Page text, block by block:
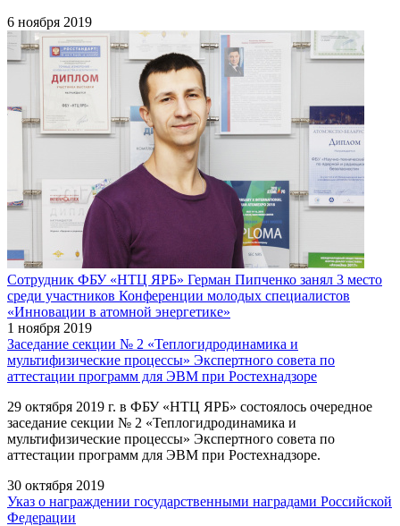
6 ноября 2019
Сотрудник ФБУ «НТЦ ЯРБ» Герман Пипченко занял 3 место
среди участников Конференции молодых специалистов
«Инновации в атомной энергетике»
1 ноября 2019
Заседание секции № 2 «Теплогидродинамика и
мультифизические процессы» Экспертного совета по
аттестации программ для ЭВМ при Ростехнадзоре
29 октября 2019 г. в ФБУ «НТЦ ЯРБ» состоялось очередное
заседание секции № 2 «Теплогидродинамика и
мультифизические процессы» Экспертного совета по
аттестации программ для ЭВМ при Ростехнадзоре.
30 октября 2019
Указ о награждении государственными наградами Российской
Федерации